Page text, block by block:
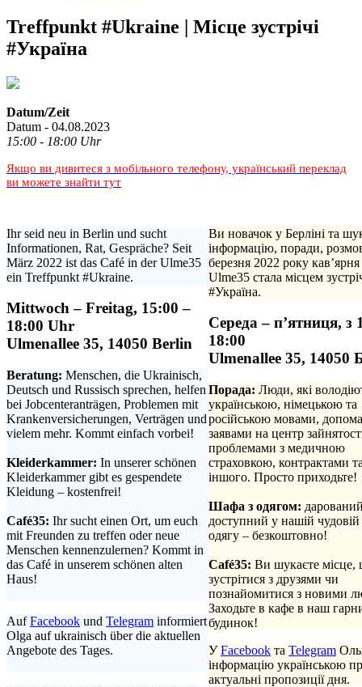
Treffpunkt #Ukraine | Місце зустрічі
#Україна
Datum/Zeit
Datum - 04.08.2023
15:00 - 18:00 Uhr
Якщо ви дивитеся з мобільного телефону, український переклад
ви можете знайти тут
Ihr seid neu in Berlin und sucht
Informationen, Rat, Gespräche? Seit
März 2022 ist das Café in der Ulme35
ein Treffpunkt #Ukraine.
Mittwoch – Freitag, 15:00 –
18:00 Uhr
Ulmenallee 35, 14050 Berlin
Beratung: Menschen, die Ukrainisch,
Deutsch und Russisch sprechen, helfen
bei Jobcenteranträgen, Problemen mit
Krankenversicherungen, Verträgen und
vielem mehr. Kommt einfach vorbei!
Kleiderkammer: In unserer schönen
Kleiderkammer gibt es gespendete
Kleidung – kostenfrei!
Café35: Ihr sucht einen Ort, um euch
mit Freunden zu treffen oder neue
Menschen kennenzulernen? Kommt in
das Café in unserem schönen alten
Haus!
AufFacebook und Telegram informiert
Olga auf ukrainisch über die aktuellen
Angebote des Tages.
Ви новачок у Берліні та
інформацію, поради,
березня 2022 року
Ulme35 стала місцем
#Україна.
Середа – п’ятниця, з
18:00
Ulmenallee 35, 14050
Порада: Люди, які
українською, німецькою та
російською мовами,
заявами на центр
проблемами з медичною
страховкою, контрактами
іншого. Просто приходьте!
Шафа з одягом:
доступний у нашій
одягу – безкоштовно!
Café35: Ви шукаєте місце,
зустрітися з друзями чи
познайомитися з новими
Заходьте в кафе в наш
будинок!
УFacebook та Telegram
інформацію українською
актуальні пропозиції дня.